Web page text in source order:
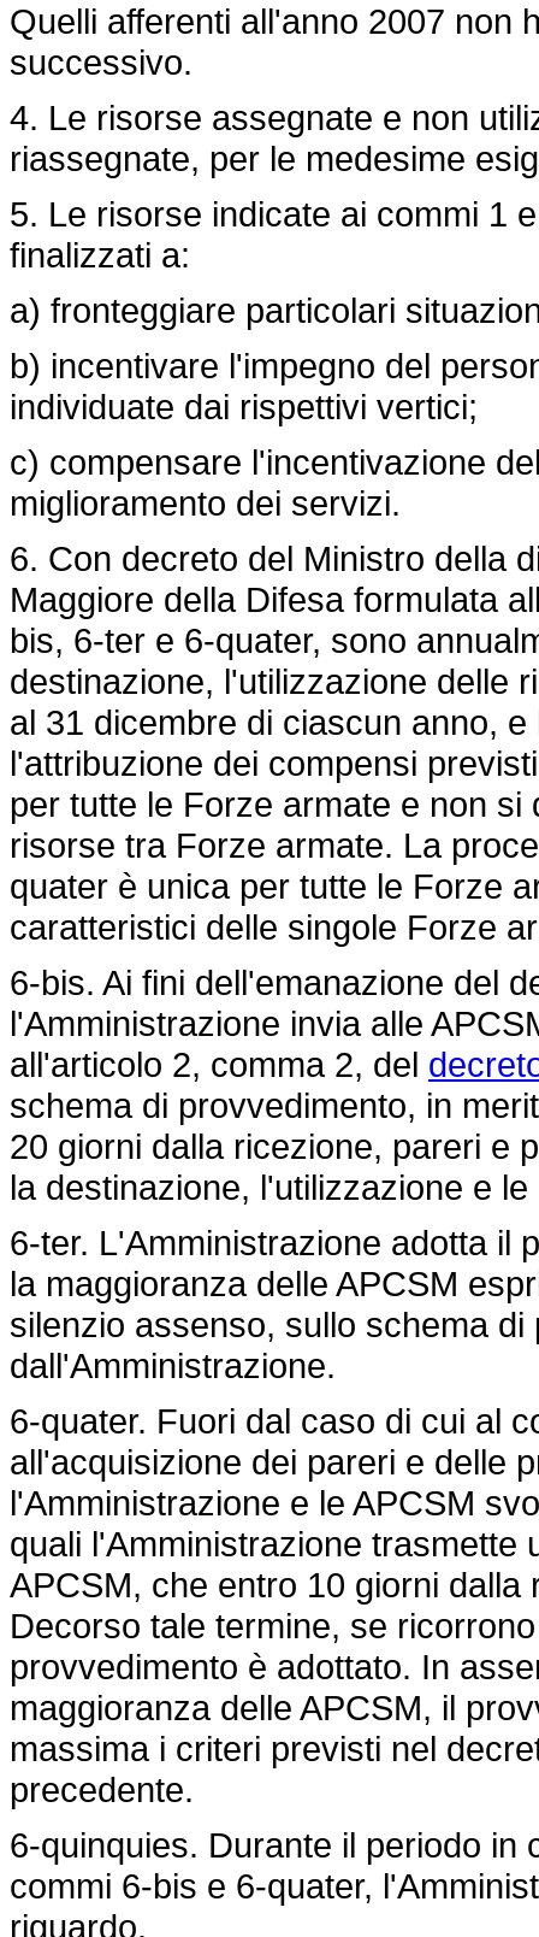
Quelli afferenti all'anno 2007 non
successivo.
4. Le risorse assegnate e non
riassegnate, per le medesime
5. Le risorse indicate ai commi 1
finalizzati a:
a) fronteggiare particolari
b) incentivare l'impegno del
individuate dai rispettivi vertici;
c) compensare l'incentivazione
miglioramento dei servizi.
6. Con decreto del Ministro della
Maggiore della Difesa formulata
bis, 6-ter e 6-quater, sono
destinazione, l'utilizzazione delle
al 31 dicembre di ciascun anno,
l'attribuzione dei compensi
per tutte le Forze armate e non
risorse tra Forze armate. La
quater è unica per tutte le Forze
caratteristici delle singole Forze
6-bis. Ai fini dell'emanazione del
l'Amministrazione invia alle
all'articolo 2, comma 2, del
schema di provvedimento, in
20 giorni dalla ricezione, pareri e
la destinazione, l'utilizzazione e
6-ter. L'Amministrazione adotta il
la maggioranza delle APCSM
silenzio assenso, sullo schema
dall'Amministrazione.
6-quater. Fuori dal caso di cui al
all'acquisizione dei pareri e delle
l'Amministrazione e le APCSM
quali l'Amministrazione trasmette
APCSM, che entro 10 giorni
Decorso tale termine, se
provvedimento è adottato. In
maggioranza delle APCSM, il
massima i criteri previsti nel
precedente.
6-quinquies. Durante il periodo in
commi 6-bis e 6-quater,
riguardo.